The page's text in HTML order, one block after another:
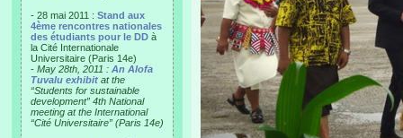
- 28 mai 2011 : Stand aux
4ème rencontres nationales
des étudiants pour le DD à
la Cité Internationale
Universitaire (Paris 14e)
- May 28th, 2011 : An Alofa
Tuvalu exhibit at the
“Students for sustainable
development” 4th National
meeting at the International
“Cité Universitaire” (Paris 14e)